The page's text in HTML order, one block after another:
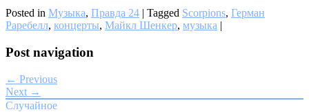
Posted in Музыка, Правда 24 | Tagged Scorpions, Герман
Раребелл, концерты, Майкл Шенкер, музыка |
Post navigation
← Previous
Next →
Случайное